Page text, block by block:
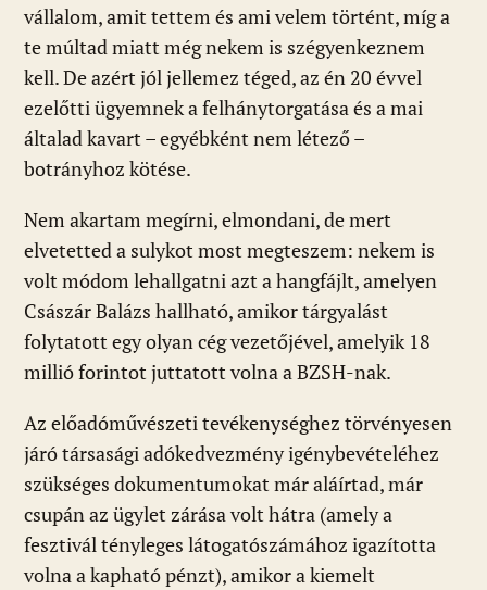
vállalom, amit tettem és ami velem történt, míg a
te múltad miatt még nekem is szégyenkeznem
kell. De azért jól jellemez téged, az én 20 évvel
ezelőtti ügyemnek a felhánytorgatása és a mai
általad kavart – egyébként nem létező –
botrányhoz kötése.
Nem akartam megírni, elmondani, de mert
elvetetted a sulykot most megteszem: nekem is
volt módom lehallgatni azt a hangfájlt, amelyen
Császár Balázs hallható, amikor tárgyalást
folytatott egy olyan cég vezetőjével, amelyik 18
millió forintot juttatott volna a BZSH-nak.
Az előadóművészeti tevékenységhez törvényesen
járó társasági adókedvezmény igénybevételéhez
szükséges dokumentumokat már aláírtad, már
csupán az ügylet zárása volt hátra (amely a
fesztivál tényleges látogatószámához igazította
volna a kapható pénzt), amikor a kiemelt